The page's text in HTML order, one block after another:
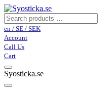
en / SE / SEK
Account
Call Us
Cart
Syosticka.se